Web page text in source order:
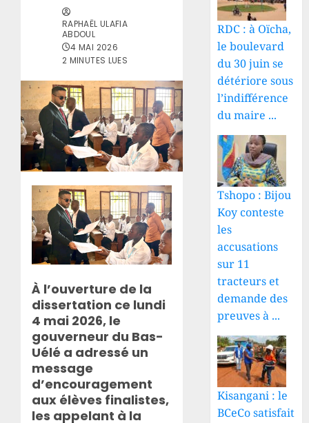
RAPHAËL ULAFIA
ABDOUL
4 MAI 2026
2 MINUTES LUES
À l’ouverture de la
dissertation ce lundi
4 mai 2026, le
gouverneur du Bas-
Uélé a adressé un
message
d’encouragement
aux élèves finalistes,
les appelant à la
RDC : à Oïcha,
le boulevard
du 30 juin se
détériore sous
l’indifférence
du maire ...
Tshopo : Bijou
Koy conteste
les
accusations
sur 11
tracteurs et
demande des
preuves à ...
Kisangani : le
BCeCo satisfait